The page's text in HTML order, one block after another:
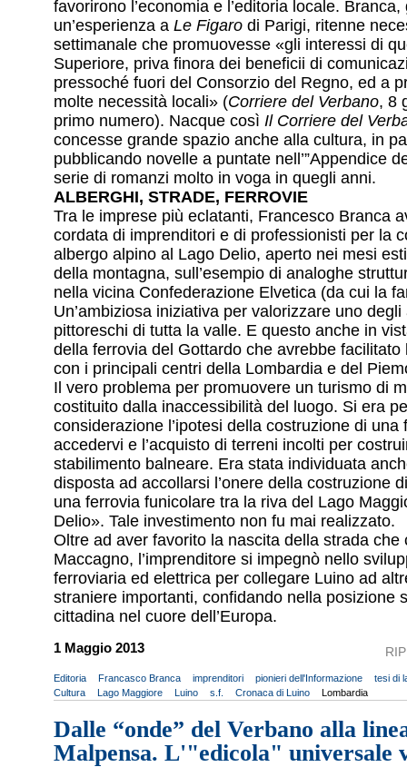
favorirono l’economia e l’editoria locale.
un’esperienza a Le Figaro di Parigi, ritenne
settimanale che promuovesse «gli interessi di
Superiore, priva finora dei beneficii di
pressoché fuori del Consorzio del Regno, ed a
molte necessità locali» (Corriere del Verbano, 8
primo numero). Nacque così Il Corriere del
concesse grande spazio anche alla cultura, in
pubblicando novelle a puntate nell’”Appendice
serie di romanzi molto in voga in quegli anni.
ALBERGHI, STRADE, FERROVIE
Tra le imprese più eclatanti, Francesco Branca
cordata di imprenditori e di professionisti per la
albergo alpino al Lago Delio, aperto nei mesi
della montagna, sull’esempio di analoghe
nella vicina Confederazione Elvetica (da cui la
Un’ambiziosa iniziativa per valorizzare uno
pittoreschi di tutta la valle. E questo anche in
della ferrovia del Gottardo che avrebbe facilitato
con i principali centri della Lombardia e del
Il vero problema per promuovere un turismo di
costituito dalla inaccessibilità del luogo. Si era
considerazione l’ipotesi della costruzione di una
accedervi e l’acquisto di terreni incolti per
stabilimento balneare. Era stata individuata
disposta ad accollarsi l’onere della costruzione
una ferrovia funicolare tra la riva del Lago
Delio». Tale investimento non fu mai realizzato.
Oltre ad aver favorito la nascita della strada che
Maccagno, l’imprenditore si impegnò nello
ferroviaria ed elettrica per collegare Luino ad
straniere importanti, confidando nella posizione
cittadina nel cuore dell’Europa.
1 Maggio 2013
Editoria Francasco Branca imprenditori pionieri dell'Informazione
tesi di
Cultura
Lago Maggiore Luino s.f. Cronaca di Luino Lombardia
Dalle “onde” del Verbano alla
Malpensa. L'"edicola" universale